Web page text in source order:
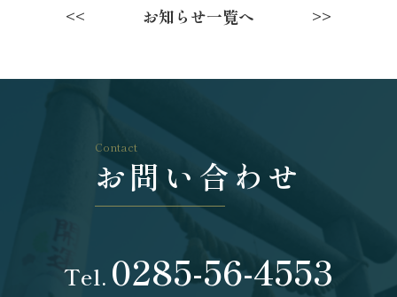
<< お知らせ一覧へ >>
お問い合わせ
Contact
Tel. 0285-56-4553